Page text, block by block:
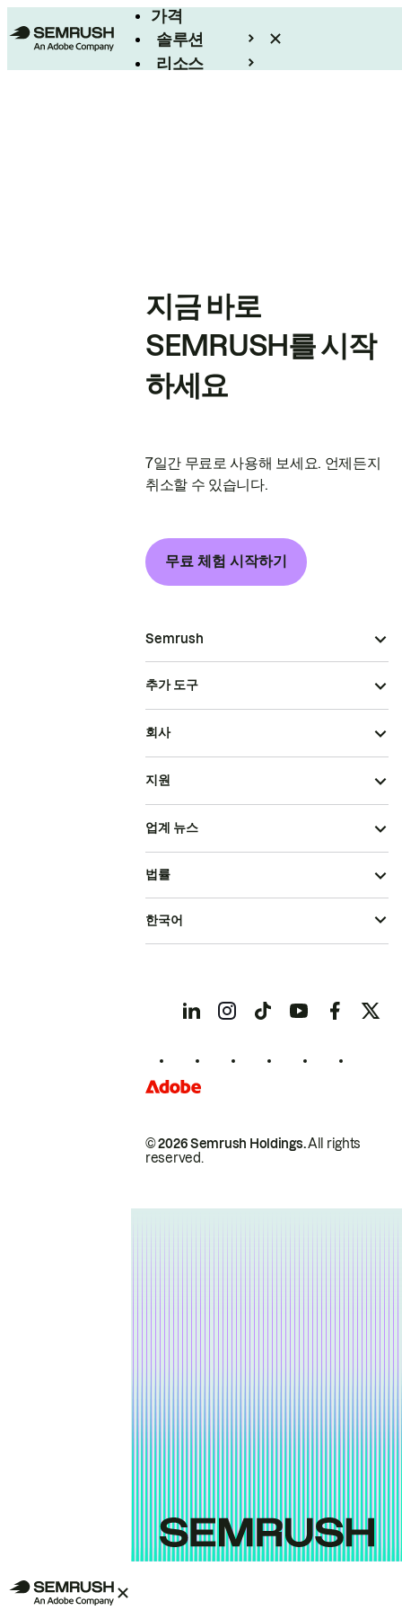
가격
솔루션
리소스
지금 바로
SEMRUSH를 시작
하세요
7일간 무료로 사용해 보세요. 언제든지
취소할 수 있습니다.
무료 체험 시작하기
Semrush
추가 도구
회사
지원
업계 뉴스
© 2026 Semrush Holdings.All rights
reserved.
법률
한국어